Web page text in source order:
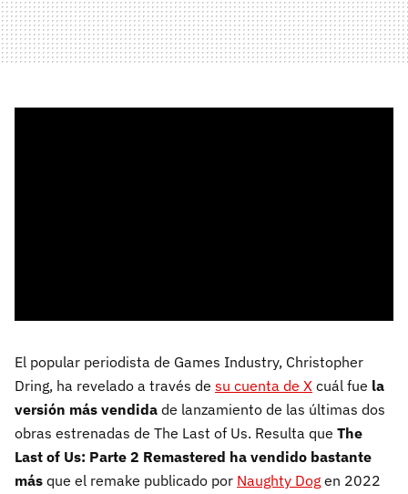
El popular periodista de Games Industry, Christopher
Dring, ha revelado a través de su cuenta de X cuál fue la
versión más vendida de lanzamiento de las últimas dos
obras estrenadas de The Last of Us. Resulta que The
Last of Us: Parte 2 Remastered ha vendido bastante
más que el remake publicado por Naughty Dog en 2022